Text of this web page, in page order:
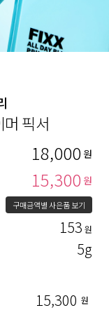
픽서
18,000 원
15,300 원
구매금액별 사은품 보기
153 원
5g
15,300 원